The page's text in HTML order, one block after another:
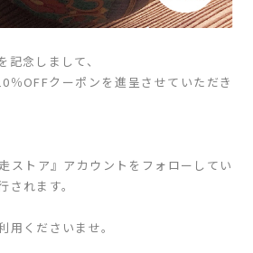
念しまして、
％OFFクーポンを進呈させていただき
ストア』アカウントをフォローしてい
されます。
用くださいませ。